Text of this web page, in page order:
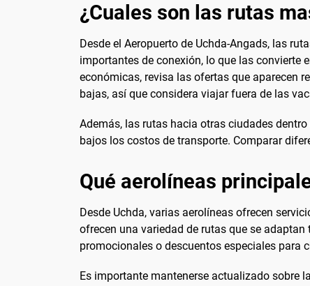
¿Cuales son las rutas
Desde el Aeropuerto de Uchda-Angads, las
importantes de conexión, lo que las convierte
económicas, revisa las ofertas que aparecen
bajas, así que considera viajar fuera de las
Además, las rutas hacia otras ciudades
bajos los costos de transporte. Comparar
Qué aerolíneas
Desde Uchda, varias aerolíneas ofrecen
ofrecen una variedad de rutas que se
promocionales o descuentos especiales para
Es importante mantenerse actualizado sobre